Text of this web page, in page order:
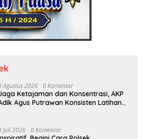
Agustus 2026 0 Komentar
Ketajaman dan Konsentrasi, AKP
Agus Putrawan Konsisten Latihan
Juli 2026 0 Komentar